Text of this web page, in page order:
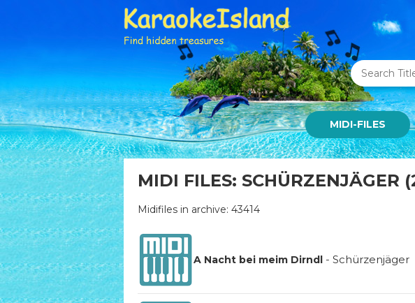
MIDI-FILES
MIDI FILES: SCHÜRZENJÄGER
Midifiles in archive: 43414
A Nacht bei meim Dirndl- Schürzenjäger